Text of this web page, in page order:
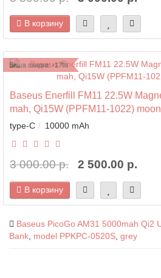
В корзину
Ваша скидка: -17%
Baseus Enerfill FM11 22.5W
mah, Qi15W (PPFM11-1022)
type-C 10000 mAh
3 000.00 р. 2 500.00 р.
В корзину
Baseus PicoGo AM31 5000mah Qi2
Bank model PPKPC-0520S grey